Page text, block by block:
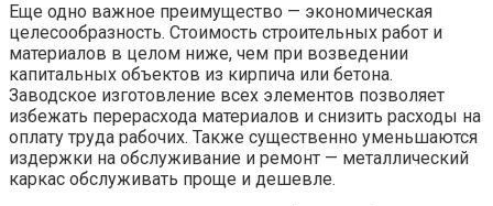
Еще одно важное преимущество — экономическая
целесообразность. Стоимость строительных работ и
материалов в целом ниже, чем при возведении
капитальных объектов из кирпича или бетона.
Заводское изготовление всех элементов позволяет
избежать перерасхода материалов и снизить расходы на
оплату труда рабочих. Также существенно уменьшаются
издержки на обслуживание и ремонт — металлический
каркас обслуживать проще и дешевле.